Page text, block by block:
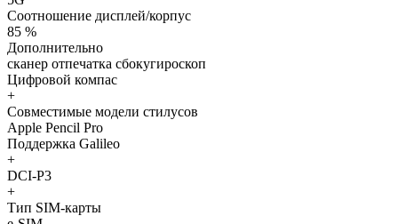
Соотношение дисплей/корпус
85 %
Дополнительно
сканер отпечатка сбокугироскоп
Цифровой компас
+
Совместимые модели стилусов
Apple Pencil Pro
Поддержка Galileo
+
DCI-P3
+
Тип SIM-карты